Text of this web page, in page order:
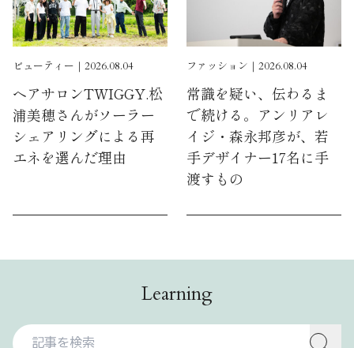
ビューティー｜2026.08.04
ヘアサロンTWIGGY.松
浦美穂さんがソーラー
シェアリングによる再
エネを選んだ理由
ファッション｜2026.08.04
常識を疑い、伝わるま
で続ける。アンリアレ
イジ・森永邦彦が、若
手デザイナー17名に手
渡すもの
Learning